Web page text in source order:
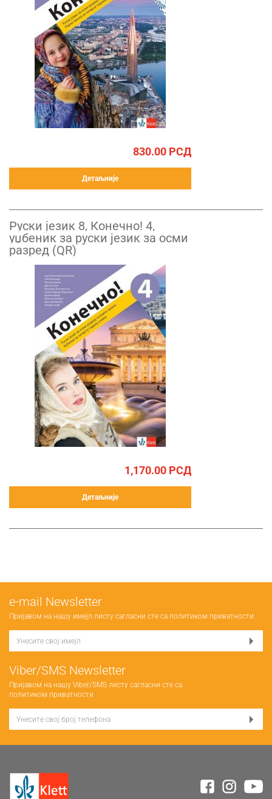
830.00 РСД
Детаљније
Руски језик 8, Конечно! 4,
уџбеник за руски језик за осми
разред (QR)
1,170.00 РСД
Детаљније
е-mail Newsletter
Пријавом на нашу имејл листу сагласни сте са политиком приватности
Viber/SMS Newsletter
Пријавом на нашу Viber/SMS листу сагласни сте са
политиком приватности